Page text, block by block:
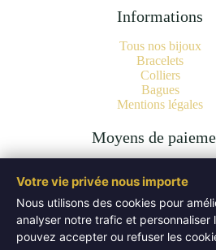
Informations
Tous nos bijoux
Bracelets
Colliers
Bagues
Mentions légales
Moyens de
Copyright © 2026 Bijoux Pierres
Authentiques Minéraux - WordPress
Votre vie privée nous importe
Nous utilisons des cookies pour
analyser notre trafic et personnaliser
pouvez accepter ou refuser les